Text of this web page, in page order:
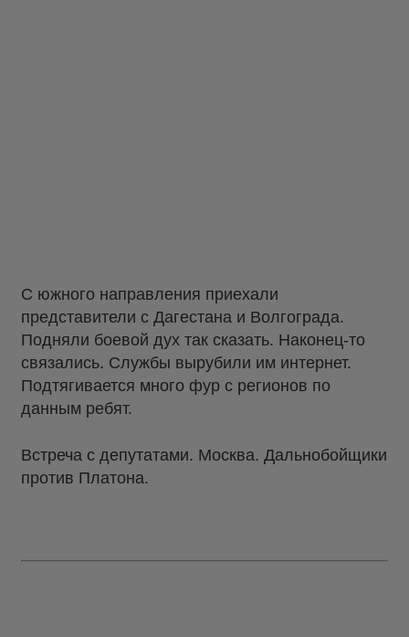
С южного направления приехали
представители с Дагестана и Волгограда.
Подняли боевой дух так сказать. Наконец-то
связались. Службы вырубили им интернет.
Подтягивается много фур с регионов по
данным ребят.
Встреча с депутатами. Москва. Дальнобойщики
против Платона.